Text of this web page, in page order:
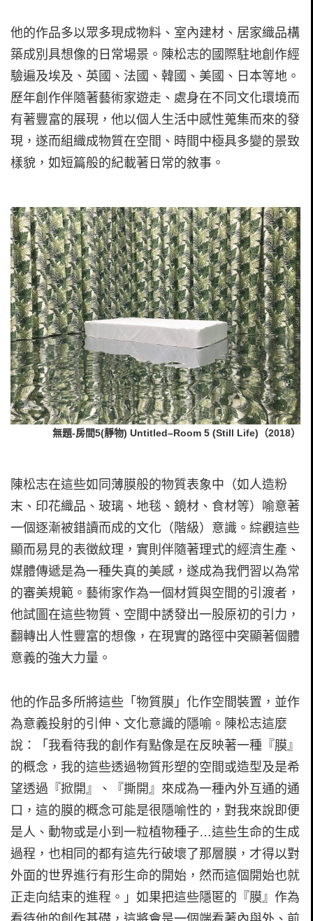
他的作品多以眾多現成物料、室內建材、居家織品構
築成別具想像的日常場景。陳松志的國際駐地創作經
驗遍及埃及、英國、法國、韓國、美國、日本等地。
歷年創作伴隨著藝術家遊走、處身在不同文化環境而
有著豐富的展現，他以個人生活中感性蒐集而來的發
現，遂而組織成物質在空間、時間中極具多變的景致
樣貌，如短篇般的紀載著日常的敘事。
無題-房間5(靜物) Untitled–Room 5 (Still Life)（2018）
陳松志在這些如同薄膜般的物質表象中（如人造粉
末、印花織品、玻璃、地毯、鏡材、食材等）喻意著
一個逐漸被錯讀而成的文化（階級）意識。綜觀這些
顯而易見的表徵紋理，實則伴隨著理式的經濟生產、
媒體傳遞是為一種失真的美感，遂成為我們習以為常
的審美規範。藝術家作為一個材質與空間的引渡者，
他試圖在這些物質、空間中誘發出一股原初的引力，
翻轉出人性豐富的想像，在現實的路徑中突顯著個體
意義的強大力量。
他的作品多所將這些「物質膜」化作空間裝置，並作
為意義投射的引伸、文化意識的隱喻。陳松志這麼
說：「我看待我的創作有點像是在反映著一種『膜』
的概念，我的這些透過物質形塑的空間或造型及是希
望透過『掀開』、『撕開』來成為一種內外互通的通
口，這的膜的概念可能是很隱喻性的，對我來說即便
是人、動物或是小到一粒植物種子…這些生命的生成
過程，也相同的都有這先行破壞了那層膜，才得以對
外面的世界進行有形生命的開始，然而這個開始也就
正走向結束的進程。」如果把這些隱匿的『膜』作為